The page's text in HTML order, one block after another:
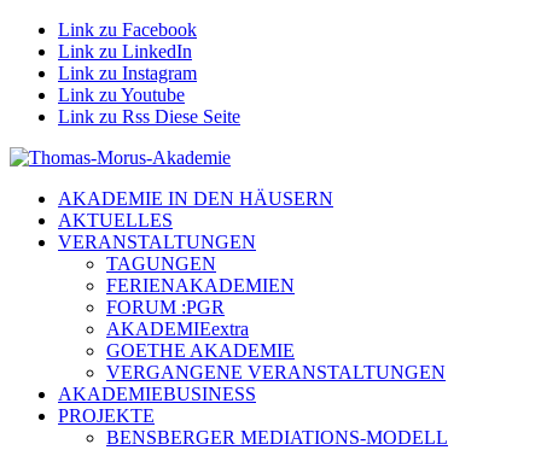
Link zu Facebook
Link zu LinkedIn
Link zu Instagram
Link zu Youtube
Link zu Rss Diese Seite
AKADEMIE IN DEN HÄUSERN
AKTUELLES
VERANSTALTUNGEN
TAGUNGEN
FERIENAKADEMIEN
FORUM :PGR
AKADEMIEextra
GOETHE AKADEMIE
VERGANGENE VERANSTALTUNGEN
AKADEMIEBUSINESS
PROJEKTE
BENSBERGER MEDIATIONS-MODELL